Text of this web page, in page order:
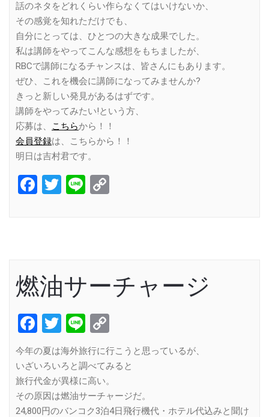
話のネタをどれくらい作らなくてはいけないか、
その感覚を知れただけでも、
自分にとっては、ひとつの大きな成果でした。
私は講師をやってこんな感想をもちましたが、
RBCで講師になるチャンスは、皆さんにもあります。
ぜひ、これを機会に講師になってみませんか?
きっと新しい発見があるはずです。
講師をやってみたい!という方、
応募は、
こちらから！！
会員登録は、こちらから！！
明日は吉村君です。
Facebook
Twitter
Line
燃油サーチャージ
Facebook
Twitter
Line
Link
今年の夏は海外旅行に行こうと思っているが、
いざいろいろと調べてみると
旅行代金が異様に高い。
その原因は燃油サーチャージだ。
24,800円のバンコク3泊4日飛行機代・ホテル代込みと聞け